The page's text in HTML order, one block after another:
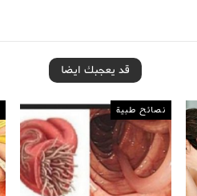
قد يعجبك ايضا
نصائح طبية